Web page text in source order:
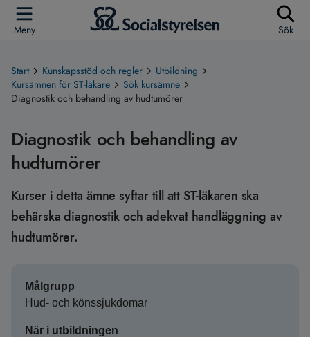
Meny Sök
Start Kunskapsstöd och regler
Utbildning
Kursämnen för ST-läkare
Sök kursämne
Diagnostik och behandling av hudtumörer
Diagnostik och behandling av
hudtumörer
Kurser i detta ämne syftar till att ST-läkaren ska
behärska diagnostik och adekvat handläggning av
hudtumörer.
Målgrupp
Hud- och könssjukdomar
När i utbildningen